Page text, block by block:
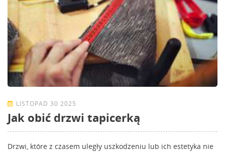
LISTOPAD 30 2025
Jak obić drzwi tapicerką
Drzwi, które z czasem uległy uszkodzeniu lub ich estetyka nie